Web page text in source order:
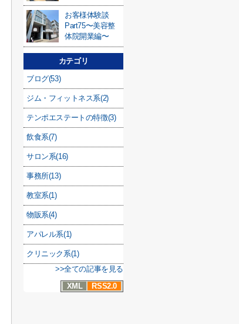
お客様体験談
Part75〜美容整
体院開業編〜
カテゴリ
ブログ(53)
ジム・フィットネス系(2)
テンポエステートの特徴(3)
飲食系(7)
サロン系(16)
事務所(13)
教室系(1)
物販系(4)
アパレル系(1)
クリニック系(1)
>>全ての記事を見る
XML
RSS2.0